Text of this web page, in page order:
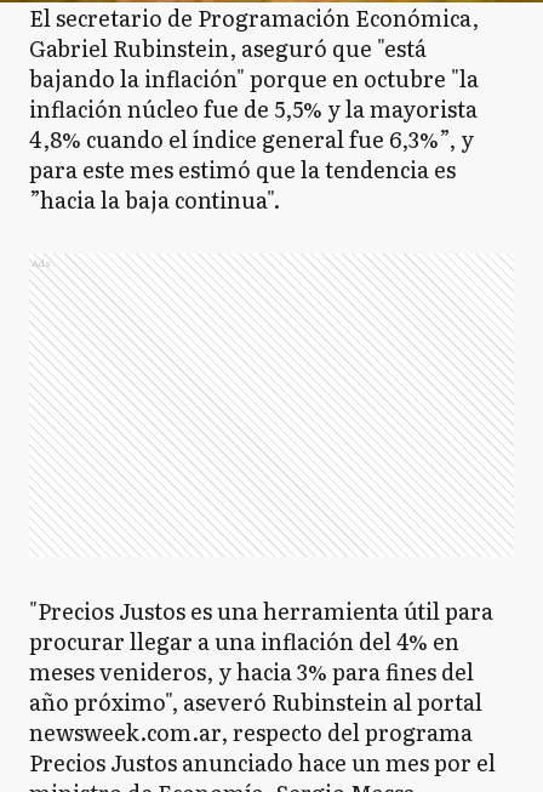
El secretario de Programación Económica,
Gabriel Rubinstein, aseguró que "está
bajando la inflación" porque en octubre "la
inflación núcleo fue de 5,5% y la mayorista
4,8% cuando el índice general fue 6,3%”, y
para este mes estimó que la tendencia es
”hacia la baja continua".
Ads
"Precios Justos es una herramienta útil para
procurar llegar a una inflación del 4% en
meses venideros, y hacia 3% para fines del
año próximo", aseveró Rubinstein al portal
newsweek.com.ar, respecto del programa
Precios Justos anunciado hace un mes por el